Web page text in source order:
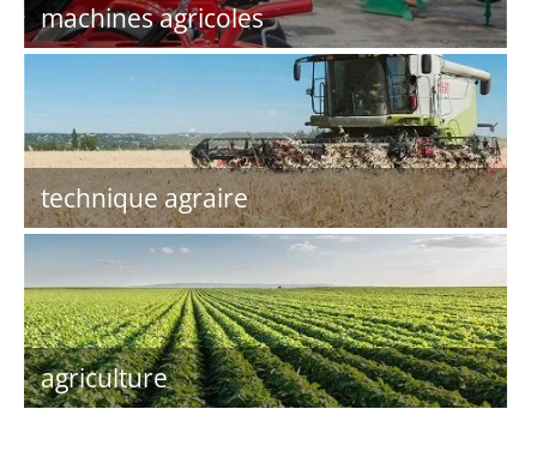
machines agricoles
technique agraire
agriculture